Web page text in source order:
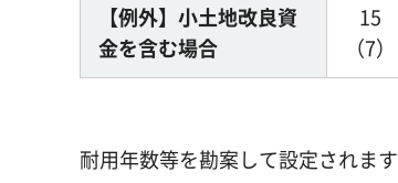
【例外】小土地改良資
金を含む場合
15
（7）
耐用年数等を勘案して設定されます